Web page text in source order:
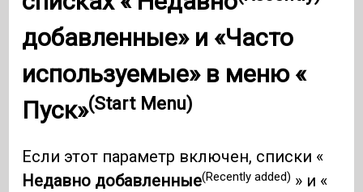
добавленные» и «Часто
используемые» в меню «
Пуск»(Start Menu)
Если этот параметр включен, списки «
Недавно добавленные(Recently added) » и «